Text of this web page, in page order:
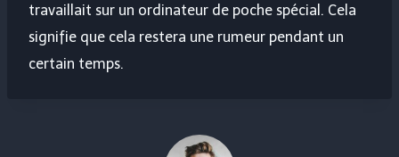
travaillait sur un ordinateur de poche spécial. Cela
signifie que cela restera une rumeur pendant un
certain temps.